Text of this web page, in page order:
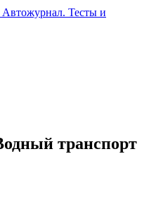
Автожурнал. Тесты и
транспорт